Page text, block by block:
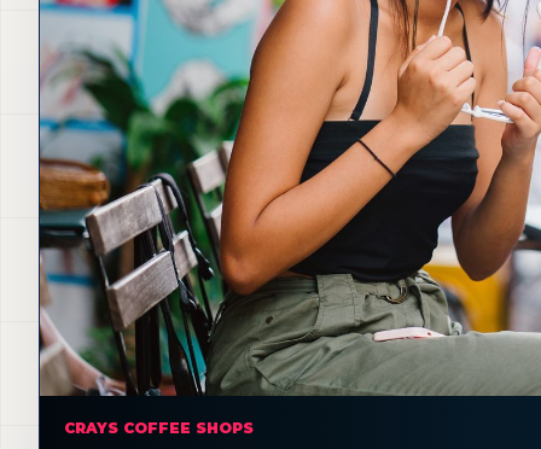
CRAYS COFFEE SHOPS